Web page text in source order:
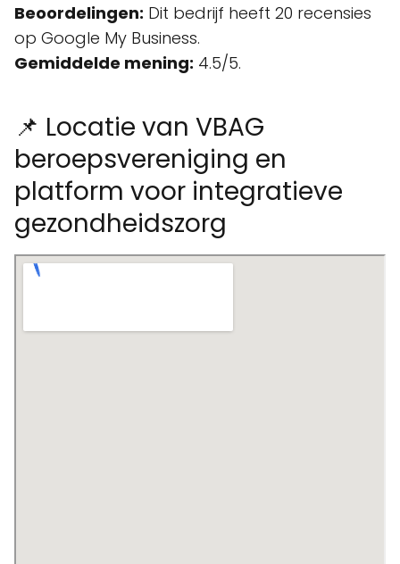
Beoordelingen: Dit bedrijf heeft 20 recensies
op Google My Business.
Gemiddelde mening: 4.5/5.
📌 Locatie van VBAG
beroepsvereniging en
platform voor integratieve
gezondheidszorg